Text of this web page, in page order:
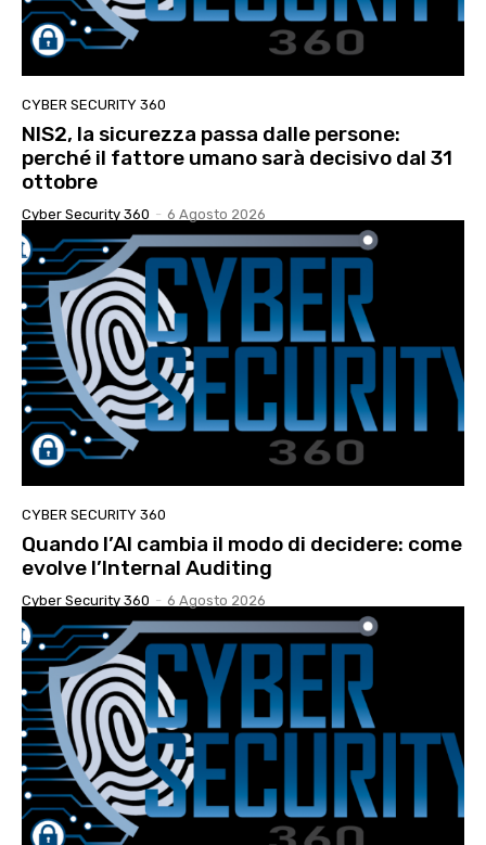
CYBER SECURITY 360
NIS2, la sicurezza passa dalle persone:
perché il fattore umano sarà decisivo dal 31
ottobre
Cyber Security 360 - 6 Agosto 2026
CYBER SECURITY 360
Quando l’AI cambia il modo di decidere: come
evolve l’Internal Auditing
Cyber Security 360 - 6 Agosto 2026